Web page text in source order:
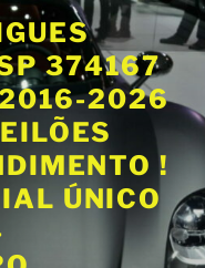
374167
2016-2026
!
ÚNICO